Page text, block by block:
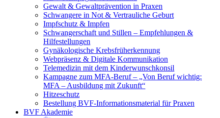
Gewalt & Gewaltprävention in Praxen
Schwangere in Not & Vertrauliche Geburt
Impfschutz & Impfen
Schwangerschaft und Stillen – Empfehlungen &
Hilfestellungen
Gynäkologische Krebsfrüherkennung
Webpräsenz & Digitale Kommunikation
Telemedizin mit dem Kinderwunschkonsil
Kampagne zum MFA-Beruf – „Von Beruf wichtig:
MFA – Ausbildung mit Zukunft“
Hitzeschutz
Bestellung BVF-Informationsmaterial für Praxen
BVF Akademie